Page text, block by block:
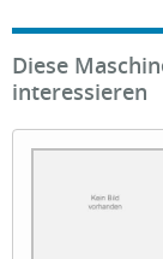
Diese
interessieren